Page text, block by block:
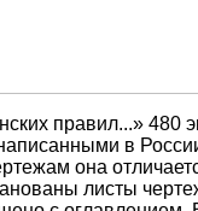
правил...» 480
в
она
листы